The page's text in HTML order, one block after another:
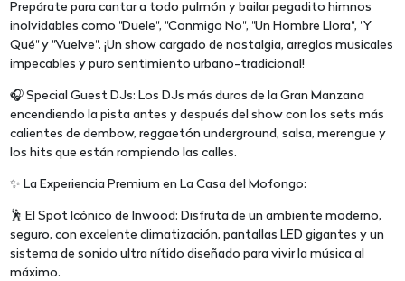
Prepárate para cantar a todo pulmón y bailar pegadito himnos
inolvidables como "Duele", "Conmigo No", "Un Hombre Llora", "Y
Qué" y "Vuelve". ¡Un show cargado de nostalgia, arreglos musicales
impecables y puro sentimiento urbano-tradicional!
🎧 Special Guest DJs: Los DJs más duros de la Gran Manzana
encendiendo la pista antes y después del show con los sets más
calientes de dembow, reggaetón underground, salsa, merengue y
los hits que están rompiendo las calles.
✨ La Experiencia Premium en La Casa del Mofongo:
🕺 El Spot Icónico de Inwood: Disfruta de un ambiente moderno,
seguro, con excelente climatización, pantallas LED gigantes y un
sistema de sonido ultra nítido diseñado para vivir la música al
máximo.